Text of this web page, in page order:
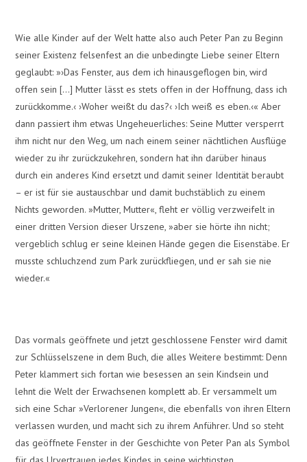
Wie alle Kinder auf der Welt hatte also auch Peter Pan zu Beginn
seiner Existenz felsenfest an die unbedingte Liebe seiner Eltern
geglaubt: »›Das Fenster, aus dem ich hinausgeflogen bin, wird
offen sein […] Mutter lässt es stets offen in der Hoffnung, dass ich
zurückkomme.‹ ›Woher weißt du das?‹ ›Ich weiß es eben.‹« Aber
dann passiert ihm etwas Ungeheuerliches: Seine Mutter versperrt
ihm nicht nur den Weg, um nach einem seiner nächtlichen Ausflüge
wieder zu ihr zurückzukehren, sondern hat ihn darüber hinaus
durch ein anderes Kind ersetzt und damit seiner Identität beraubt
– er ist für sie austauschbar und damit buchstäblich zu einem
Nichts geworden. »Mutter, Mutter«, fleht er völlig verzweifelt in
einer dritten Version dieser Urszene, »aber sie hörte ihn nicht;
vergeblich schlug er seine kleinen Hände gegen die Eisenstäbe. Er
musste schluchzend zum Park zurückfliegen, und er sah sie nie
wieder.«
Das vormals geöffnete und jetzt geschlossene Fenster wird damit
zur Schlüsselszene in dem Buch, die alles Weitere bestimmt: Denn
Peter klammert sich fortan wie besessen an sein Kindsein und
lehnt die Welt der Erwachsenen komplett ab. Er versammelt um
sich eine Schar »Verlorener Jungen«, die ebenfalls von ihren Eltern
verlassen wurden, und macht sich zu ihrem Anführer. Und so steht
das geöffnete Fenster in der Geschichte von Peter Pan als Symbol